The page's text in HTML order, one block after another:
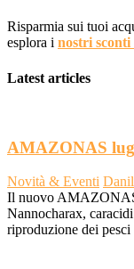
Risparmia sui tuoi
esplora i nostri
Latest articles
AMAZONAS
Novità & Eventi
Il nuovo
Nannocharax,
riproduzione dei pesci